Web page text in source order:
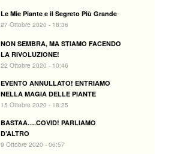
Le Mie Piante e il Segreto Più Grande
27 Ottobre 2020 - 18:36
NON SEMBRA, MA STIAMO FACENDO
LA RIVOLUZIONE!
22 Ottobre 2020 - 10:46
EVENTO ANNULLATO! ENTRIAMO
NELLA MAGIA DELLE PIANTE
15 Ottobre 2020 - 18:25
BASTAA….COVID! PARLIAMO
D’ALTRO
9 Ottobre 2020 - 06:57